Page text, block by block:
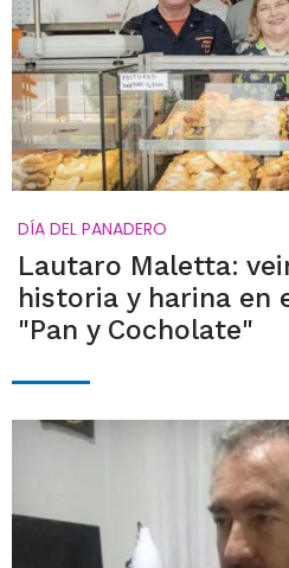
DÍA DEL PANADERO
Lautaro Maletta:
historia y harina en
"Pan y Cocholate"